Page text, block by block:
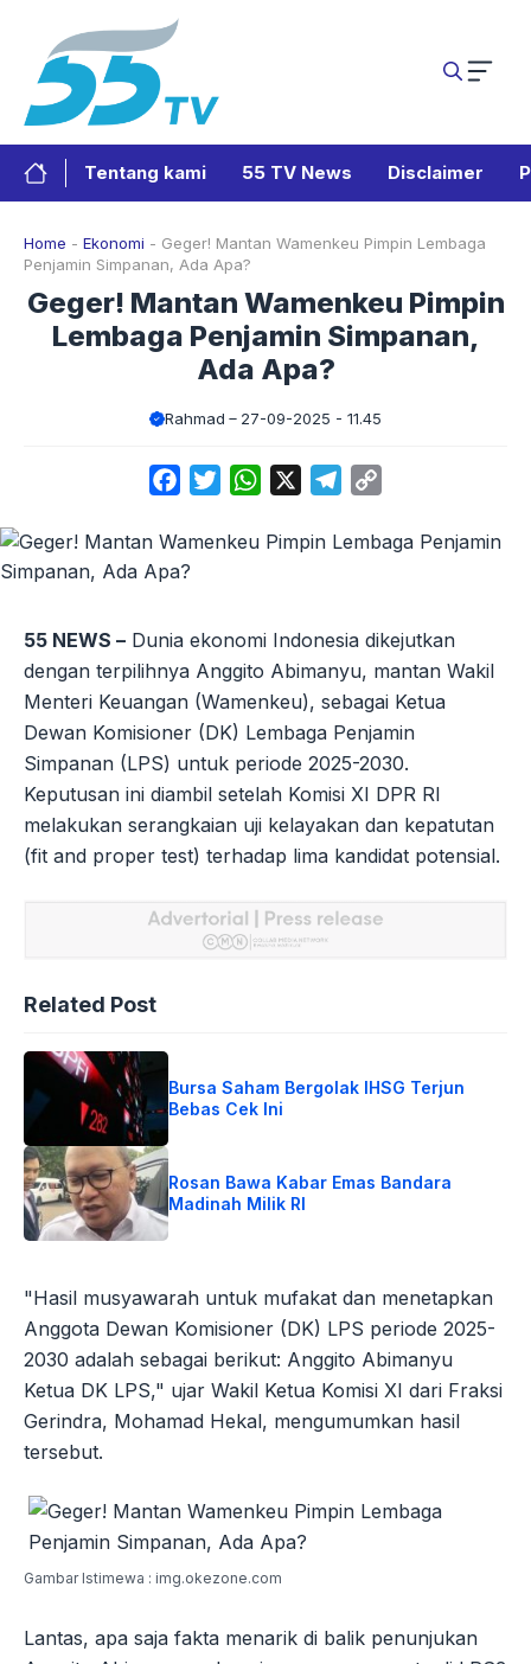
Tentang kami 55 TV News Disclaimer
Home - Ekonomi - Geger! Mantan Wamenkeu Pimpin Lembaga
Penjamin Simpanan, Ada Apa?
Geger! Mantan Wamenkeu Pimpin
Lembaga Penjamin Simpanan,
Ada Apa?
Rahmad 27-09-2025 - 11.45
FacebookTwitterWhatsApp Telegram
55 NEWS – Dunia ekonomi Indonesia dikejutkan
dengan terpilihnya Anggito Abimanyu, mantan Wakil
Menteri Keuangan (Wamenkeu), sebagai Ketua
Dewan Komisioner (DK) Lembaga Penjamin
Simpanan (LPS) untuk periode 2025-2030.
Keputusan ini diambil setelah Komisi XI DPR RI
melakukan serangkaian uji kelayakan dan kepatutan
(fit and proper test) terhadap lima kandidat potensial.
Related Post
Bursa Saham Bergolak IHSG Terjun
Bebas Cek Ini
Rosan Bawa Kabar Emas Bandara
Madinah Milik RI
"Hasil musyawarah untuk mufakat dan menetapkan
Anggota Dewan Komisioner (DK) LPS periode 2025-
2030 adalah sebagai berikut: Anggito Abimanyu
Ketua DK LPS," ujar Wakil Ketua Komisi XI dari Fraksi
Gerindra, Mohamad Hekal, mengumumkan hasil
tersebut.
Gambar Istimewa : img.okezone.com
Lantas, apa saja fakta menarik di balik penunjukan